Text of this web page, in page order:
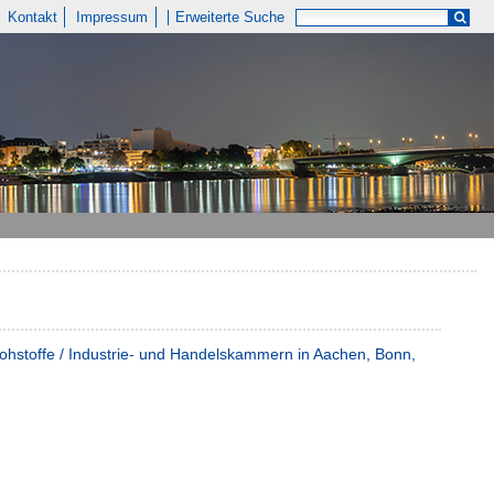
Kontakt Impressum Erweiterte Suche
/ Industrie- und Handelskammern in Aachen, Bonn,